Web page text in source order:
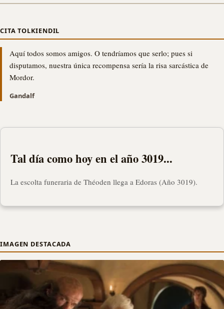
CITA TOLKIENDIL
Aquí todos somos amigos. O tendríamos que serlo; pues si
disputamos, nuestra única recompensa sería la risa sarcástica de
Mordor.
Gandalf
Tal día como hoy en el año 3019...
La escolta funeraria de Théoden llega a Edoras (Año 3019).
IMAGEN DESTACADA